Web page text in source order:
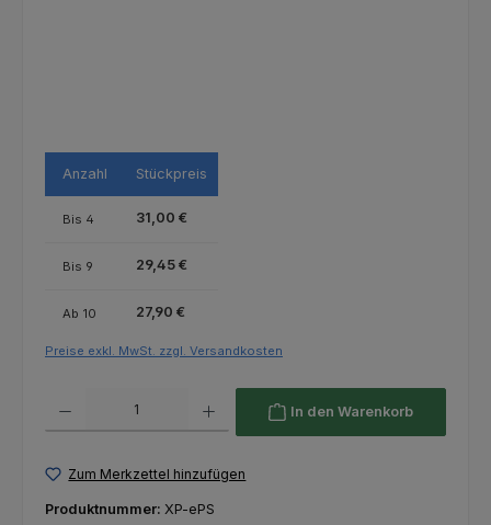
Anzahl Stückpreis
Bis 4 31,00 €
Bis 9 29,45 €
Ab 10 27,90 €
Preise exkl. MwSt. zzgl. Versandkosten
In den Warenkorb
Zum Merkzettel hinzufügen
Produktnummer: XP-ePS